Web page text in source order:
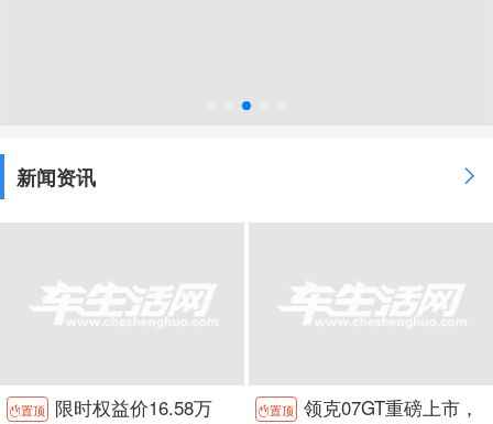

新闻资讯
置顶
限时权益价16.58万
置顶 领克07GT重磅上市，